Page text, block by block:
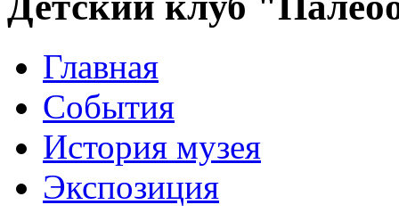
Главная
События
История музея
Экспозиция